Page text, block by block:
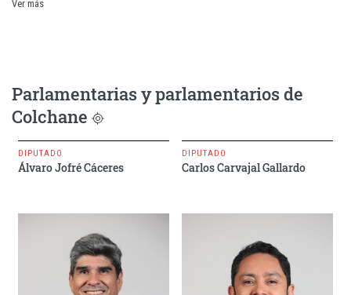
Ver más
Parlamentarias y parlamentarios de
Colchane
Contenido dispuesto según
DIPUTADA
Ximena Naranjo Pinto
SENADORA
Danisa Astudillo Peiretti